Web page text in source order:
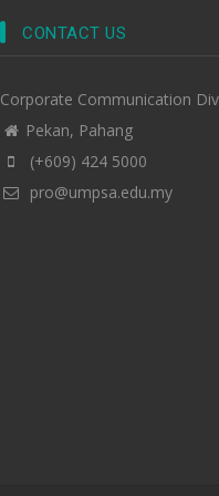
CONTACT US
Corporate Communication
Pekan, Pahang
(+609) 424 5000
pro@umpsa.edu.my